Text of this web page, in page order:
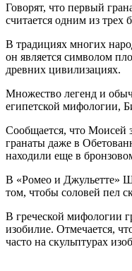
Говорят, что первый
считается одним из трех
В традициях многих
он является символом
древних цивилизациях.
Множество легенд и
египетской мифологии,
Сообщается, что Моисей
гранаты даже в
находили еще в
В «Ромео и Джульетте»
том, чтобы соловей пел
В греческой мифологии
изобилие. Отмечается,
часто на скульптурах